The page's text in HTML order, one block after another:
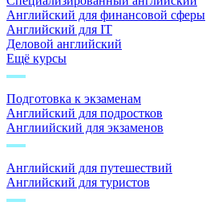
Английский для финансовой сферы
Английский для IT
Деловой английский
Ещё курсы
Подготовка к экзаменам
Английский для подростков
Англиийский для экзаменов
Английский для путешествий
Английский для туристов